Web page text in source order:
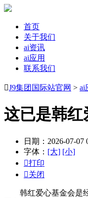
首页
关于我们
ai资讯
ai应用
联系我们
J9集团国际站官网 > ai
这已是韩红
日期：2026-07-07
字体： [大] [小]
打印
关闭
韩红爱心基金会是经